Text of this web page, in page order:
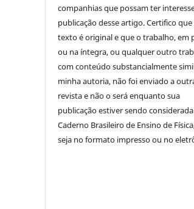
companhias que possam ter
publicação desse artigo. Certifico que
texto é original e que o trabalho, em
ou na íntegra, ou qualquer outro
com conteúdo substancialmente
minha autoria, não foi enviado a
revista e não o será enquanto sua
publicação estiver sendo
Caderno Brasileiro de Ensino de
seja no formato impresso ou no